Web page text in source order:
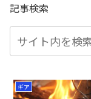
記事検索
ギア